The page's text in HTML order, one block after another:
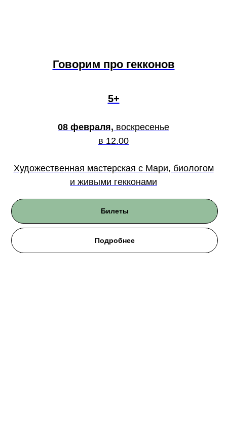
Говорим про гекконов
5+
08 февраля, воскресенье
в 12.00
Художественная мастерская с Мари, биологом
и живыми гекконами
Билеты
Подробнее